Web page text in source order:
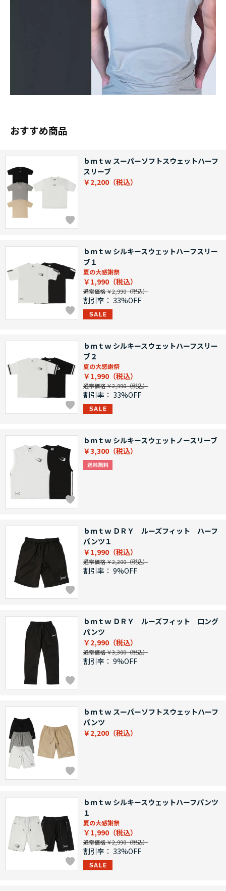
おすすめ商品
ｂｍｔｗ スーパーソフトスウェットハーフ
スリーブ
￥2,200
ｂｍｔｗ シルキースウェットハーフスリー
ブ１
夏の大感謝祭
￥1,990
通常価格 ￥2,990
割引率： 33%OFF
ｂｍｔｗ シルキースウェットハーフスリー
ブ２
夏の大感謝祭
￥1,990
通常価格 ￥2,990
割引率： 33%OFF
ｂｍｔｗ シルキースウェットノースリーブ
￥3,300
ｂｍｔｗ ＤＲＹ ルーズフィット ハーフ
パンツ１
￥1,990
通常価格 ￥2,200
割引率： 9%OFF
ｂｍｔｗ ＤＲＹ ルーズフィット ロング
パンツ
￥2,990
通常価格 ￥3,300
割引率： 9%OFF
ｂｍｔｗ スーパーソフトスウェットハーフ
パンツ
￥2,200
ｂｍｔｗ シルキースウェットハーフパンツ
１
夏の大感謝祭
￥1,990
通常価格 ￥2,990
割引率： 33%OFF